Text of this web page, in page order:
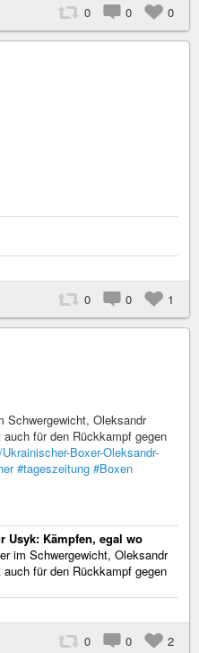
0 0 0
0 0 1
Schwergewicht, Oleksandr
für den Rückkampf gegen
Boxer-Oleksandr-
#tageszeitung #Boxen
Usyk: Kämpfen, egal wo
im Schwergewicht, Oleksandr
für den Rückkampf gegen
0 0 2